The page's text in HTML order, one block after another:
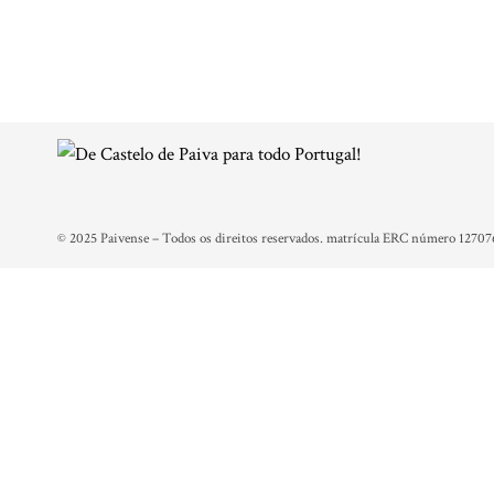
© 2025 Paivense – Todos os direitos reservados. matrícula ERC número